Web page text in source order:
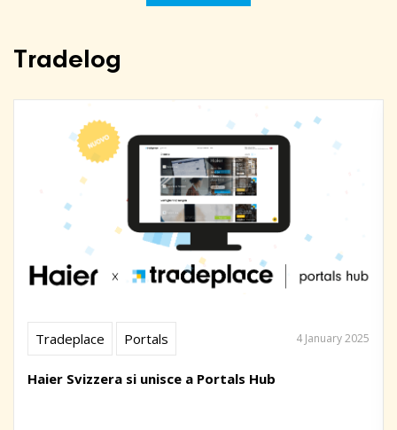
Tradelog
Tradeplace Portals 4 January 2025
Haier Svizzera si unisce a Portals Hub